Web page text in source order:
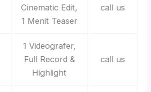
Cinematic Edit,
1 Menit Teaser
call us
1 Videografer,
Full Record &
Highlight
call us